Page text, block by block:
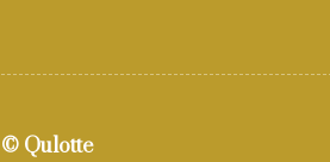
© Qulotte